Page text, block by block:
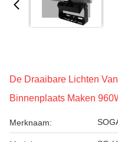
De Draaibare Lichten
Binnenplaats Maken
Merknaam: